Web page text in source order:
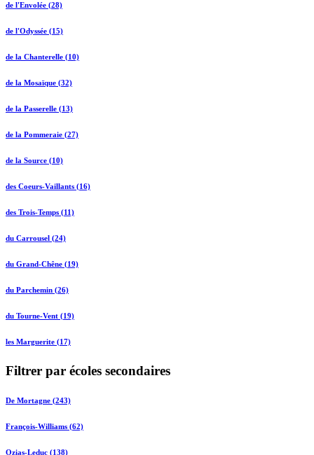
de l'Envolée (28)
de l'Odyssée (15)
de la Chanterelle (10)
de la Mosaïque (32)
de la Passerelle (13)
de la Pommeraie (27)
de la Source (10)
des Coeurs-Vaillants (16)
des Trois-Temps (11)
du Carrousel (24)
du Grand-Chêne (19)
du Parchemin (26)
du Tourne-Vent (19)
les Marguerite (17)
Filtrer par écoles secondaires
De Mortagne (243)
François-Williams (62)
Ozias-Leduc (138)